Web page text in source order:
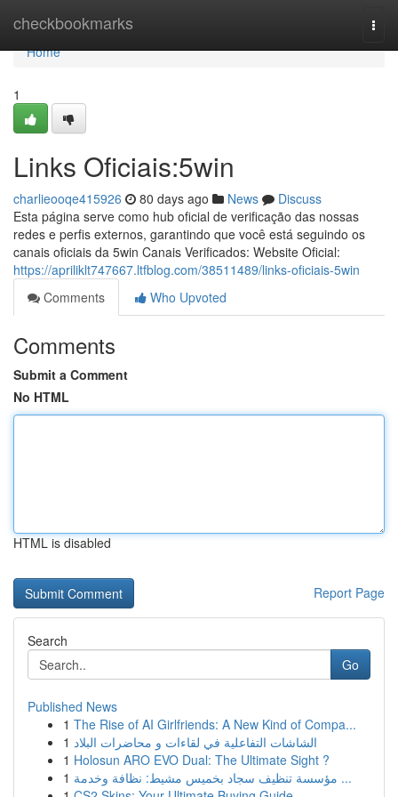
checkbookmarks
Home
Home
1
Links Oficiais:5win
charlieooqe415926 80 days ago News
Discuss
Esta página serve como hub oficial de verificação das nossas
redes e perfis externos, garantindo que você está seguindo os
canais oficiais da 5win Canais Verificados: Website Oficial:
https://apriliklt747667.ltfblog.com/38511489/links-oficiais-5win
Comments
Who Upvoted
Comments
Submit a Comment
No HTML
HTML is disabled
Report Page
Search
Go
Published News
1 The Rise of AI Girlfriends: A New Kind of Compa...
1 الشاشات التفاعلية في لقاءات و محاضرات البلاد
1 Holosun ARO EVO Dual: The Ultimate Sight ?
1
مؤسسة تنظيف سجاد بخميس مشيط: نظافة وخدمة ...